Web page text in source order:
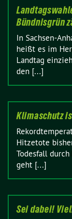
Bündnisgrün
In Sachsen-
heißt es im
Landtag
den [...]
Klimaschutz
Hitzetote
Todesfall
geht [...]
Sei dabei!